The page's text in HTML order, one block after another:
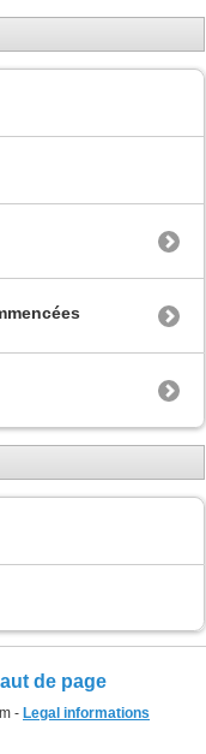
de page
- Legal informations